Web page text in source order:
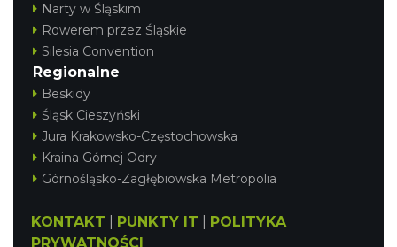
Narty w Śląskim
Rowerem przez Śląskie
Silesia Convention
Regionalne
Beskidy
Śląsk Cieszyński
Jura Krakowsko-Częstochowska
Kraina Górnej Odry
Górnośląsko-Zagłębiowska Metropolia
KONTAKT PUNKTY IT
POLITYKA
PRYWATNOŚCI